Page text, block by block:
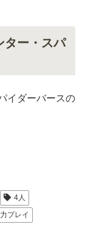
ター・スパ
イダーバースの
4人
プレイ